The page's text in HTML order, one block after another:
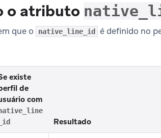
o atributo
que o native_line_id
é definido no
existe
de
com
_id
Resultado